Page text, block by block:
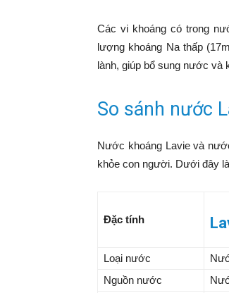
Các vi khoáng có trong
lượng khoáng Na thấp
lành, giúp bổ sung nước và
So sánh nước
Nước khoáng Lavie và
khỏe con người. Dưới đây
Đặc tính
Loại nước
Nguồn nước